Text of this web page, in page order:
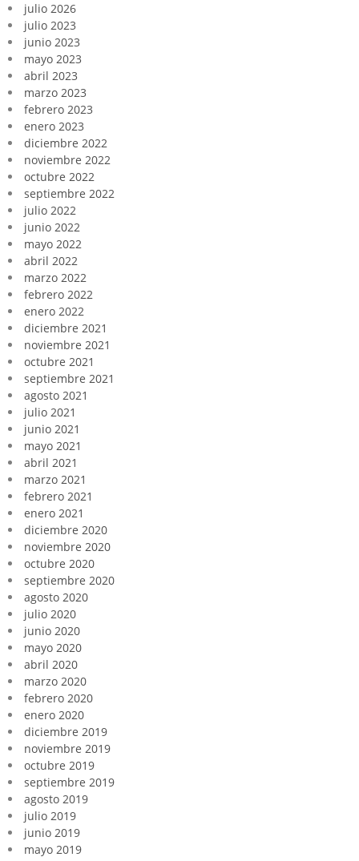
julio 2026
julio 2023
junio 2023
mayo 2023
abril 2023
marzo 2023
febrero 2023
enero 2023
diciembre 2022
noviembre 2022
octubre 2022
septiembre 2022
julio 2022
junio 2022
mayo 2022
abril 2022
marzo 2022
febrero 2022
enero 2022
diciembre 2021
noviembre 2021
octubre 2021
septiembre 2021
agosto 2021
julio 2021
junio 2021
mayo 2021
abril 2021
marzo 2021
febrero 2021
enero 2021
diciembre 2020
noviembre 2020
octubre 2020
septiembre 2020
agosto 2020
julio 2020
junio 2020
mayo 2020
abril 2020
marzo 2020
febrero 2020
enero 2020
diciembre 2019
noviembre 2019
octubre 2019
septiembre 2019
agosto 2019
julio 2019
junio 2019
mayo 2019